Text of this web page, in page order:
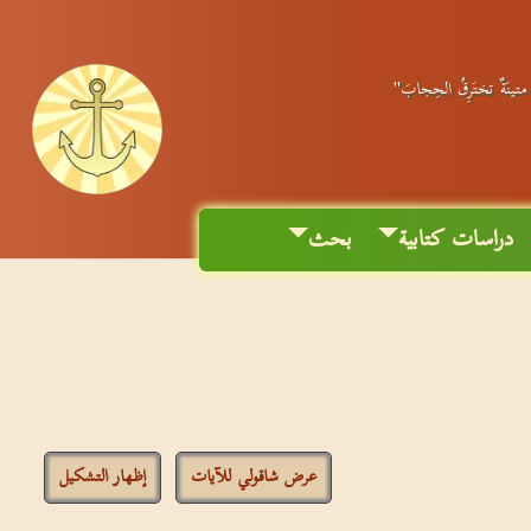
متينَةٌ تختَرِقُ الحِجابَ"
دراسات كتابية بحث
عرض شاقولي للآيات إظهار التشكيل